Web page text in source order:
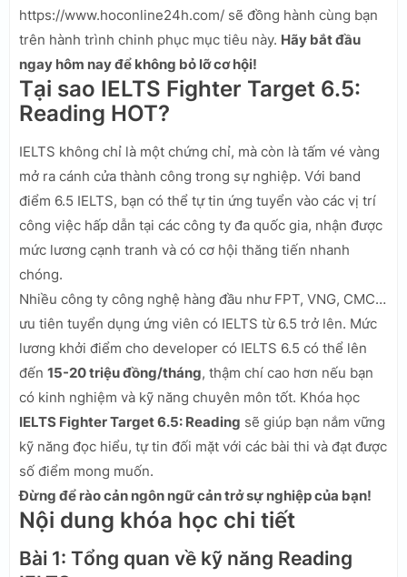
https://www.hoconline24h.com/ sẽ đồng hành cùng bạn
trên hành trình chinh phục mục tiêu này. Hãy bắt đầu
ngay hôm nay để không bỏ lỡ cơ hội!
Tại sao IELTS Fighter Target 6.5:
Reading HOT?
IELTS không chỉ là một chứng chỉ, mà còn là tấm vé vàng
mở ra cánh cửa thành công trong sự nghiệp. Với band
điểm 6.5 IELTS, bạn có thể tự tin ứng tuyển vào các vị trí
công việc hấp dẫn tại các công ty đa quốc gia, nhận được
mức lương cạnh tranh và có cơ hội thăng tiến nhanh
chóng.
Nhiều công ty công nghệ hàng đầu như FPT, VNG, CMC…
ưu tiên tuyển dụng ứng viên có IELTS từ 6.5 trở lên. Mức
lương khởi điểm cho developer có IELTS 6.5 có thể lên
đến 15-20 triệu đồng/tháng, thậm chí cao hơn nếu bạn
có kinh nghiệm và kỹ năng chuyên môn tốt. Khóa học
IELTS Fighter Target 6.5: Reading sẽ giúp bạn nắm vững
kỹ năng đọc hiểu, tự tin đối mặt với các bài thi và đạt được
số điểm mong muốn.
Đừng để rào cản ngôn ngữ cản trở sự nghiệp của bạn!
Nội dung khóa học chi tiết
Bài 1: Tổng quan về kỹ năng Reading